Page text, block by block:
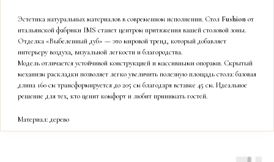
Эстетика натуральных материалов в современном исполнении. Стол Fushion от
итальянской фабрики IMS станет центром притяжения вашей столовой зоны.
Отделка «Выбеленный дуб» — это мировой тренд, который добавляет
интерьеру воздуха, визуальной легкости и благородства.
Модель отличается устойчивой конструкцией и массивными опорами. Скрытый
механизм раскладки позволяет легко увеличить полезную площадь стола: базовая
длина 160 см трансформируется до 205 см благодаря вставке 45 см. Идеальное
решение для тех, кто ценит комфорт и любит принимать гостей.
Материал: дерево